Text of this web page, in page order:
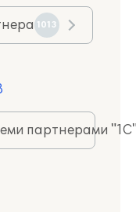
1013
партнерами